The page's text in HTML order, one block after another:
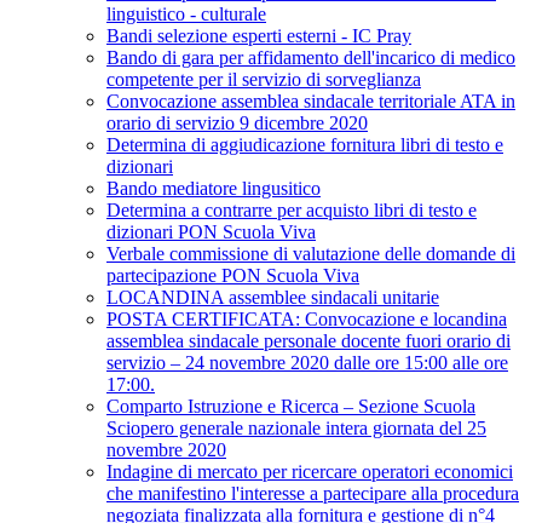
linguistico - culturale
Bandi selezione esperti esterni - IC Pray
Bando di gara per affidamento dell'incarico di medico
competente per il servizio di sorveglianza
Convocazione assemblea sindacale territoriale ATA in
orario di servizio 9 dicembre 2020
Determina di aggiudicazione fornitura libri di testo e
dizionari
Bando mediatore lingusitico
Determina a contrarre per acquisto libri di testo e
dizionari PON Scuola Viva
Verbale commissione di valutazione delle domande di
partecipazione PON Scuola Viva
LOCANDINA assemblee sindacali unitarie
POSTA CERTIFICATA: Convocazione e locandina
assemblea sindacale personale docente fuori orario di
servizio – 24 novembre 2020 dalle ore 15:00 alle ore
17:00.
Comparto Istruzione e Ricerca – Sezione Scuola
Sciopero generale nazionale intera giornata del 25
novembre 2020
Indagine di mercato per ricercare operatori economici
che manifestino l'interesse a partecipare alla procedura
negoziata finalizzata alla fornitura e gestione di n°4